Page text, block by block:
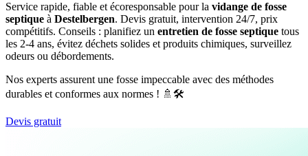
Service rapide, fiable et écoresponsable pour la vidange de fosse
septique à Destelbergen. Devis gratuit, intervention 24/7, prix
compétitifs. Conseils : planifiez un entretien de fosse septique tous
les 2-4 ans, évitez déchets solides et produits chimiques, surveillez
odeurs ou débordements.
Nos experts assurent une fosse impeccable avec des méthodes
durables et conformes aux normes ! 🚿🛠️
Devis gratuit